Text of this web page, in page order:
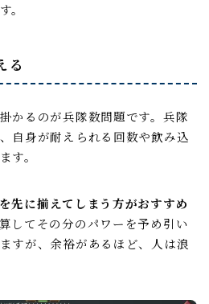
。
る
かるのが兵隊数問題です。兵隊
自身が耐えられる回数や飲み込
す。
先に揃えてしまう方がおすすめ
してその分のパワーを予め引い
すが、余裕があるほど、人は浪